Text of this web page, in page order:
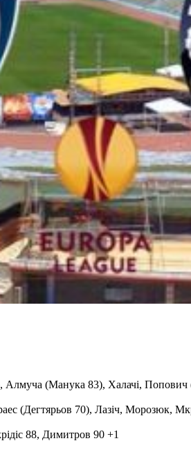
(Манука 83), Халачі, Попович
(Дегтярьов 70), Лазіч, Морозюк,
88, Димитров 90 +1